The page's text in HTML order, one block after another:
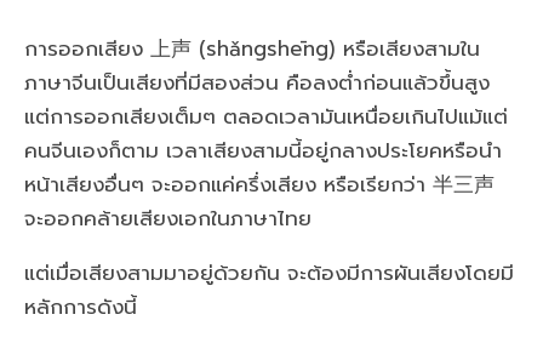
การออกเสียง 上声 (shǎngshēng) หรือเสียงสามใน
ภาษาจีนเป็นเสียงที่มีสองส่วน คือลงต่ำก่อนแล้วขึ้นสูง
แต่การออกเสียงเต็มๆ ตลอดเวลามันเหนื่อยเกินไปแม้แต่
คนจีนเองก็ตาม เวลาเสียงสามนี้อยู่กลางประโยคหรือนำ
หน้าเสียงอื่นๆ จะออกแค่ครึ่งเสียง หรือเรียกว่า 半三声
จะออกคล้ายเสียงเอกในภาษาไทย
แต่เมื่อเสียงสามมาอยู่ด้วยกัน จะต้องมีการผันเสียงโดยมี
หลักการดังนี้